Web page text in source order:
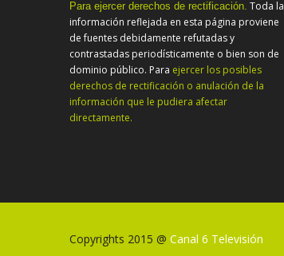
Para ejercer derechos de rectificación. Toda la
información reflejada en esta página proviene
de fuentes debidamente refutadas y
contrastadas periodísticamente o bien son de
dominio público. Para ejercer los posibles
derechos de rectificación o anulación de la
información que le pudiera afectar
directamente.
Copyrights 2015 @ Canal 6 Televisión